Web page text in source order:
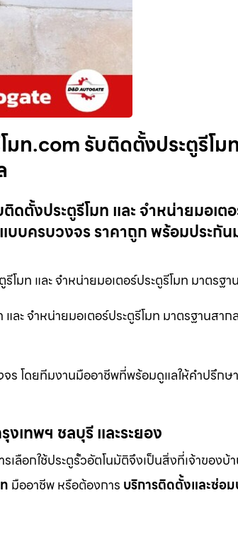
มท.com รับติดตั้งประตูรีโม
ดตั้งประตูรีโมท และ จำหน่ายมอเต
บครบวงจร ราคาถูก พร้อมประกัน
มท และ จำหน่ายมอเตอร์ประตูรีโมท มาตรฐา
ละ จำหน่ายมอเตอร์ประตูรีโมท มาตรฐานสาก
ร โดยทีมงานมืออาชีพที่พร้อมดูแลให้คำปรึกษา
เทพฯ ชลบุรี และระยอง
อกใช้ประตูรั้วอัตโนมัติจึงเป็นสิ่งที่เจ้าของบ้า
มืออาชีพ หรือต้องการ บริการติดตั้งและซ่อม